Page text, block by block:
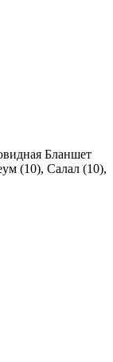
Бланшет
(10), Салал (10),